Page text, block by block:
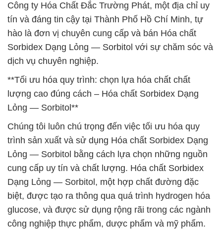
Công ty Hóa Chất Đắc Trường Phát, một địa chỉ uy
tín và đáng tin cậy tại Thành Phố Hồ Chí Minh, tự
hào là đơn vị chuyên cung cấp và bán Hóa chất
Sorbidex Dạng Lỏng — Sorbitol với sự chăm sóc và
dịch vụ chuyên nghiệp.
**Tối ưu hóa quy trình: chọn lựa hóa chất chất
lượng cao đúng cách – Hóa chất Sorbidex Dạng
Lỏng — Sorbitol**
Chúng tôi luôn chú trọng đến việc tối ưu hóa quy
trình sản xuất và sử dụng Hóa chất Sorbidex Dạng
Lỏng — Sorbitol bằng cách lựa chọn những nguồn
cung cấp uy tín và chất lượng. Hóa chất Sorbidex
Dạng Lỏng — Sorbitol, một hợp chất đường đặc
biệt, được tạo ra thông qua quá trình hydrogen hóa
glucose, và được sử dụng rộng rãi trong các ngành
công nghiệp thực phẩm, dược phẩm và mỹ phẩm.